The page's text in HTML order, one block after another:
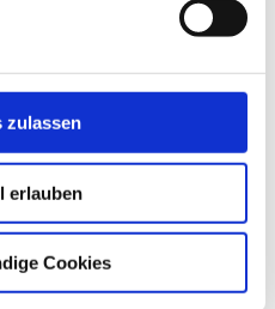
zulassen
erlauben
Cookies